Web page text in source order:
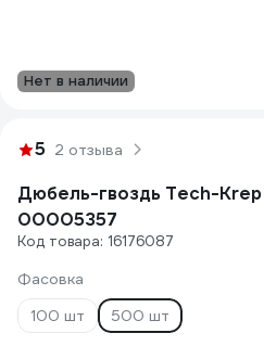
Нет в наличии
5 2 отзыва
Дюбель-гвоздь Tech-
00005357
Код товара: 16176087
Фасовка
100 шт
500 шт